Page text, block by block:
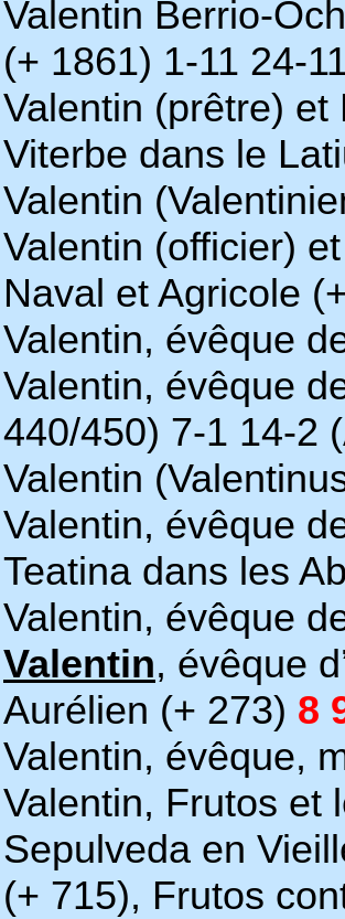
Valentin Berrio-
(+ 1861) 1-11 24-
Valentin (prêtre)
Viterbe dans le
Valentin
Valentin (officier)
Naval et Agricole
Valentin, évêque
Valentin, évêque
440/450) 7-1 14-2
Valentin
Valentin, évêque
Teatina dans les
Valentin, évêque
Valentin, évêque
Aurélien (+ 273) 8
Valentin, évêque,
Valentin, Frutos et
Sepulveda en
(+ 715), Frutos